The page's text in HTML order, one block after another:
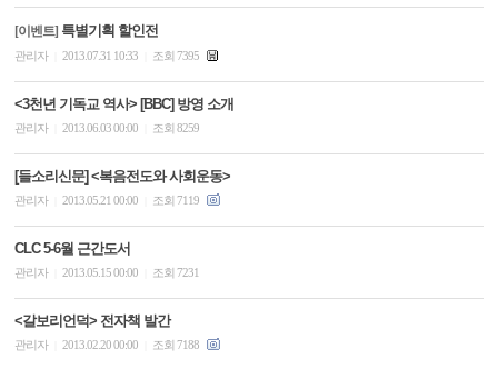
[이벤트] 특별기획 할인전
관리자 2013.07.31 10:33 조회 7395
<3천년 기독교 역사> [BBC] 방영 소개
관리자 2013.06.03 00:00 조회 8259
[들소리신문] <복음전도와 사회운동>
관리자 2013.05.21 00:00 조회 7119
CLC 5-6월 근간도서
관리자 2013.05.15 00:00 조회 7231
<갈보리언덕> 전자책 발간
관리자 2013.02.20 00:00 조회 7188